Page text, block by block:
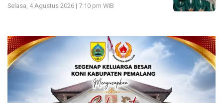
Selasa, 4 Agustus 2026 | 7:10 pm WIB